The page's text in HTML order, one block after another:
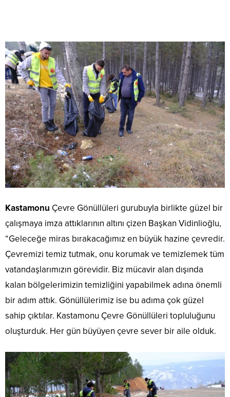
Kastamonu Çevre Gönüllüleri gurubuyla birlikte güzel bir
çalışmaya imza attıklarının altını çizen Başkan Vidinlioğlu,
“Geleceğe miras bırakacağımız en büyük hazine çevredir.
Çevremizi temiz tutmak, onu korumak ve temizlemek tüm
vatandaşlarımızın görevidir. Biz mücavir alan dışında
kalan bölgelerimizin temizliğini yapabilmek adına önemli
bir adım attık. Gönüllülerimiz ise bu adıma çok güzel
sahip çıktılar. Kastamonu Çevre Gönüllüleri topluluğunu
oluşturduk. Her gün büyüyen çevre sever bir aile olduk.